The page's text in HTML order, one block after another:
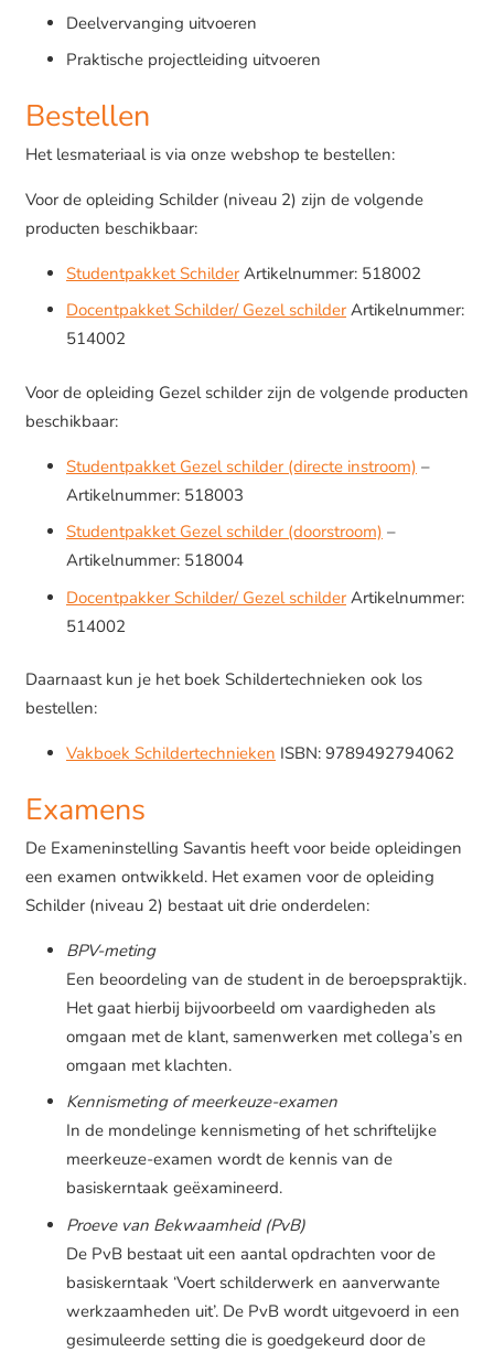
Deelvervanging uitvoeren
Praktische projectleiding uitvoeren
Bestellen
Het lesmateriaal is via onze webshop te bestellen:
Voor de opleiding Schilder (niveau 2) zijn de volgende
producten beschikbaar:
Studentpakket Schilder Artikelnummer: 518002
Docentpakket Schilder/ Gezel schilder Artikelnummer:
514002
Voor de opleiding Gezel schilder zijn de volgende producten
beschikbaar:
Studentpakket Gezel schilder (directe instroom) –
Artikelnummer: 518003
Studentpakket Gezel schilder (doorstroom) –
Artikelnummer: 518004
Docentpakker Schilder/ Gezel schilder Artikelnummer:
514002
Daarnaast kun je het boek Schildertechnieken ook los
bestellen:
Vakboek Schildertechnieken ISBN: 9789492794062
Examens
De Exameninstelling Savantis heeft voor beide opleidingen
een examen ontwikkeld. Het examen voor de opleiding
Schilder (niveau 2) bestaat uit drie onderdelen:
BPV-meting
Een beoordeling van de student in de beroepspraktijk.
Het gaat hierbij bijvoorbeeld om vaardigheden als
omgaan met de klant, samenwerken met collega’s en
omgaan met klachten.
Kennismeting of meerkeuze-examen
In de mondelinge kennismeting of het schriftelijke
meerkeuze-examen wordt de kennis van de
basiskerntaak geëxamineerd.
Proeve van Bekwaamheid (PvB)
De PvB bestaat uit een aantal opdrachten voor de
basiskerntaak ‘Voert schilderwerk en aanverwante
werkzaamheden uit’. De PvB wordt uitgevoerd in een
gesimuleerde setting die is goedgekeurd door de